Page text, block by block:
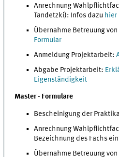
Anrechnung
Tandetzki): Infos dazu hier
Übernahme Betreuung
Formular
Anmeldung Projektarbeit:
Abgabe Projektarbeit:
Eigenständigkeit
Master - Formulare
Bescheinigung der
Anrechnung
Bezeichnung des Fachs
Übernahme Betreuung